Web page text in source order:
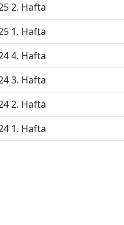
2. Hafta
1. Hafta
4. Hafta
3. Hafta
2. Hafta
1. Hafta